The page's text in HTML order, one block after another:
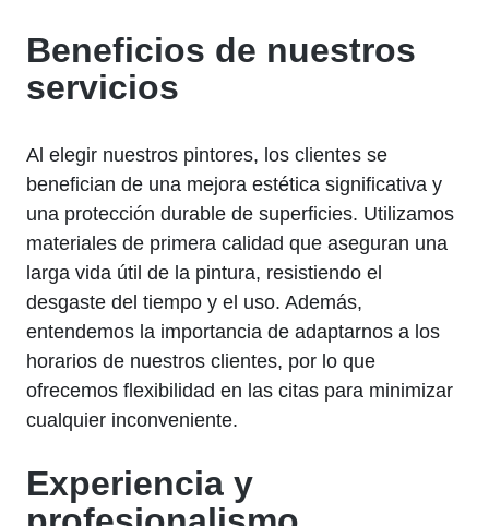
Beneficios de nuestros
servicios
Al elegir nuestros pintores, los clientes se
benefician de una mejora estética significativa y
una protección durable de superficies. Utilizamos
materiales de primera calidad que aseguran una
larga vida útil de la pintura, resistiendo el
desgaste del tiempo y el uso. Además,
entendemos la importancia de adaptarnos a los
horarios de nuestros clientes, por lo que
ofrecemos flexibilidad en las citas para minimizar
cualquier inconveniente.
Experiencia y